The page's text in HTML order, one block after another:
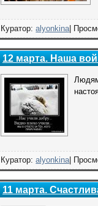
Куратор:alyonkina |
12 марта. Наша
Куратор:alyonkina|
11 марта.